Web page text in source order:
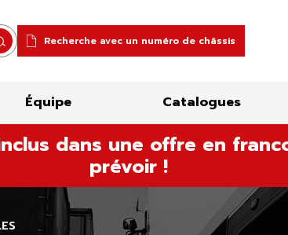
dans une offre en
prévoir !
Recherche avec un numéro de châssis
Équipe Catalogues